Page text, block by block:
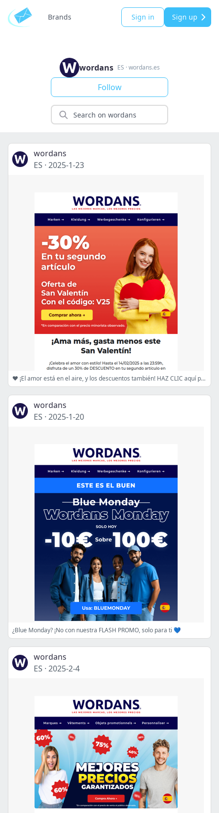
Brands Sign in Sign up
wordans ES ·wordans.es
Follow
wordans
ES · 2025-1-23
♥️ ¡El amor está en el aire, y los descuentos también! HAZ CLIC aquí para obtener un 30% de descuento!
wordans
ES · 2025-1-20
¿Blue Monday? ¡No con nuestra FLASH PROMO, solo para ti 💙
wordans
ES · 2025-2-4